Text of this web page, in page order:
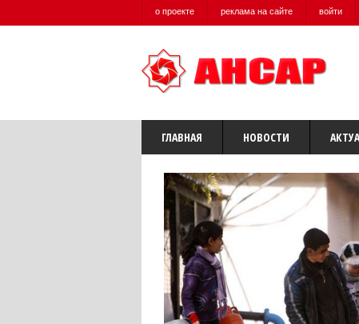
о проекте реклама на сайте войти
ГЛАВНАЯ НОВОСТИ